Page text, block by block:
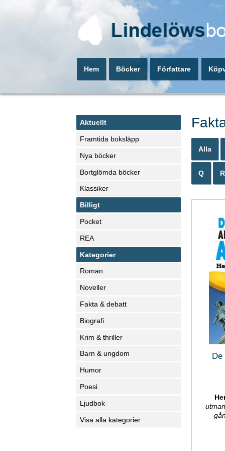
Hem Böcker Författare
Aktuellt
Framtida boksläpp
Nya böcker
Bortglömda böcker
Klassiker
Billigt
Pocket
REA
Kategorier
Roman
Noveller
Fakta & debatt
Biografi
Krim & thriller
Barn & ungdom
Humor
Poesi
Ljudbok
Visa alla kategorier
Alla
Q R
De